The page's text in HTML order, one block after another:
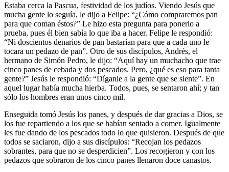
Estaba cerca la Pascua, festividad de los judíos. Viendo Jesús que
mucha gente lo seguía, le dijo a Felipe: “¿Cómo compraremos pan
para que coman éstos?” Le hizo esta pregunta para ponerlo a
prueba, pues él bien sabía lo que iba a hacer. Felipe le respondió:
“Ni doscientos denarios de pan bastarían para que a cada uno le
tocara un pedazo de pan”. Otro de sus discípulos, Andrés, el
hermano de Simón Pedro, le dijo: “Aquí hay un muchacho que trae
cinco panes de cebada y dos pescados. Pero, ¿qué es eso para tanta
gente?” Jesús le respondió: “Díganle a la gente que se siente”. En
aquel lugar había mucha hierba. Todos, pues, se sentaron ahí; y tan
sólo los hombres eran unos cinco mil.
Enseguida tomó Jesús los panes, y después de dar gracias a Dios, se
los fue repartiendo a los que se habían sentado a comer. Igualmente
les fue dando de los pescados todo lo que quisieron. Después de que
todos se saciaron, dijo a sus discípulos: “Recojan los pedazos
sobrantes, para que no se desperdicien”. Los recogieron y con los
pedazos que sobraron de los cinco panes llenaron doce canastos.